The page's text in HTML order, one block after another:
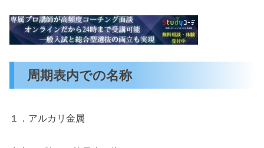
周期表内での名称
１．アルカリ金属